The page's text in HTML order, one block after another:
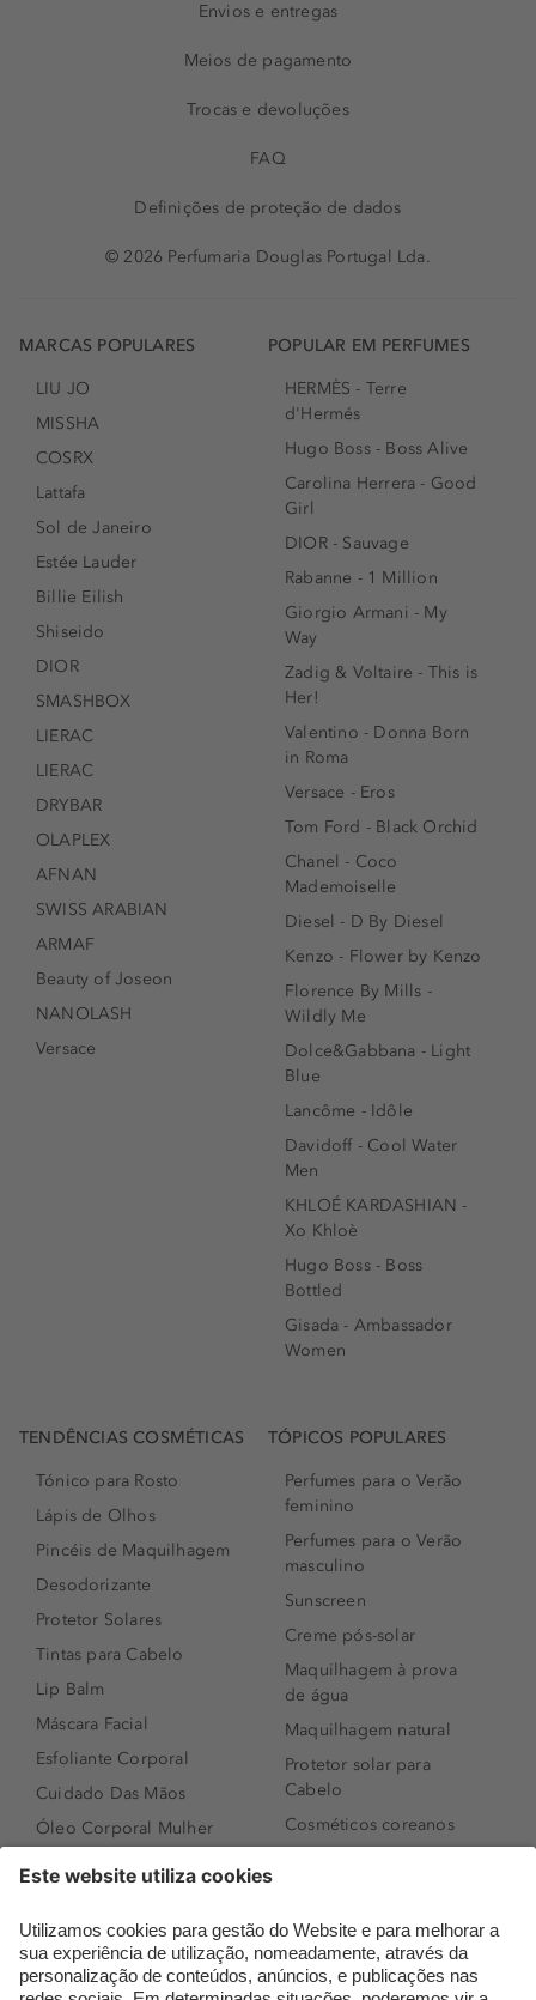
Envios e entregas
Meios de pagamento
Trocas e devoluções
FAQ
Definições de proteção de dados
© 2026 Perfumaria Douglas Portugal Lda.
MARCAS POPULARES
LIU JO
MISSHA
COSRX
Lattafa
Sol de Janeiro
Estée Lauder
Billie Eilish
Shiseido
DIOR
SMASHBOX
LIERAC
LIERAC
DRYBAR
OLAPLEX
AFNAN
SWISS ARABIAN
ARMAF
Beauty of Joseon
NANOLASH
Versace
POPULAR EM PERFUMES
HERMÈS - Terre
d'Hermés
Hugo Boss - Boss Alive
Carolina Herrera - Good
Girl
DIOR - Sauvage
Rabanne - 1 Million
Giorgio Armani - My
Way
Zadig & Voltaire - This is
Her!
Valentino - Donna Born
in Roma
Versace - Eros
Tom Ford - Black Orchid
Chanel - Coco
Mademoiselle
Diesel - D By Diesel
Kenzo - Flower by Kenzo
Florence By Mills -
Wildly Me
Dolce&Gabbana - Light
Blue
Lancôme - Idôle
Davidoff - Cool Water
Men
KHLOÉ KARDASHIAN -
Xo Khloè
Hugo Boss - Boss
Bottled
Gisada - Ambassador
Women
TENDÊNCIAS COSMÉTICAS
Tónico para Rosto
Lápis de Olhos
Pincéis de Maquilhagem
Desodorizante
Protetor Solares
Tintas para Cabelo
Lip Balm
Máscara Facial
Esfoliante Corporal
Cuidado Das Mãos
Óleo Corporal Mulher
Sérum de Rosto
Body mist & Spray
corporal
TÓPICOS POPULARES
Perfumes para o Verão
feminino
Perfumes para o Verão
masculino
Sunscreen
Creme pós-solar
Maquilhagem à prova
de água
Maquilhagem natural
Protetor solar para
Cabelo
Cosméticos coreanos
Perfumes árabes
Novidades
Melhores Perfumes